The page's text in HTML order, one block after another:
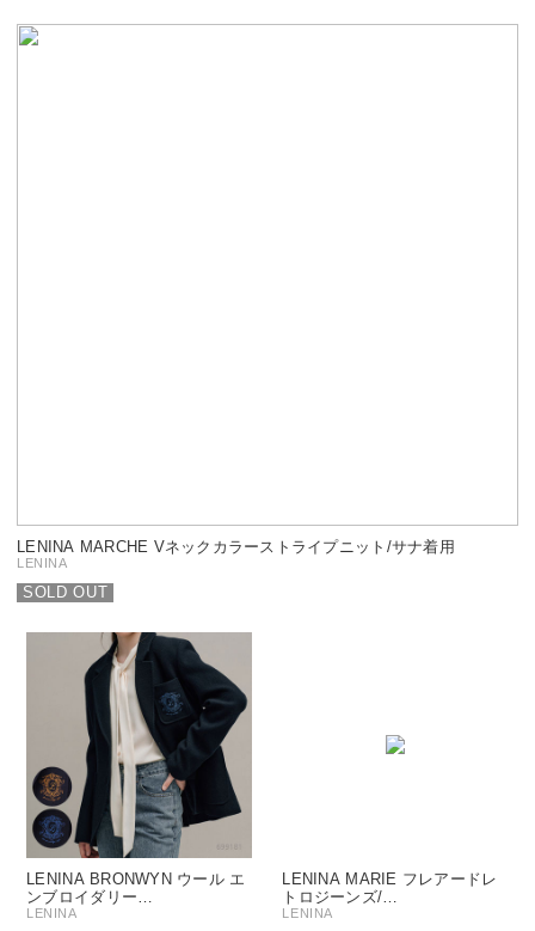
LENINA MARCHE Vネックカラーストライプニット/サナ着用
LENINA
SOLD OUT
LENINA BRONWYN ウール エ
ンブロイダリー…
LENINA
LENINA MARIE フレアードレ
トロジーンズ/…
LENINA